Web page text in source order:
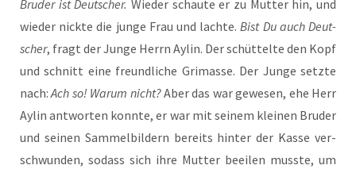
Bru­der ist Deut­scher. Wie­der schau­te er zu Mut­ter hin, und
wie­der nick­te die jun­ge Frau und lach­te.Bist Du auch Deut­
scher, fragt der Jun­ge Herrn Aylin. Der schüt­tel­te den Kopf
und schnitt eine freund­li­che Gri­mas­se. Der Jun­ge setz­te
nach:Ach so! War­um nicht?Aber das war gewe­sen, ehe Herr
Aylin ant­wor­ten konn­te, er war mit sei­nem klei­nen Bru­der
und sei­nen Sam­mel­bil­dern bereits hin­ter der Kas­se ver­
schwun­den, sodass sich ihre Mut­ter beei­len muss­te, um